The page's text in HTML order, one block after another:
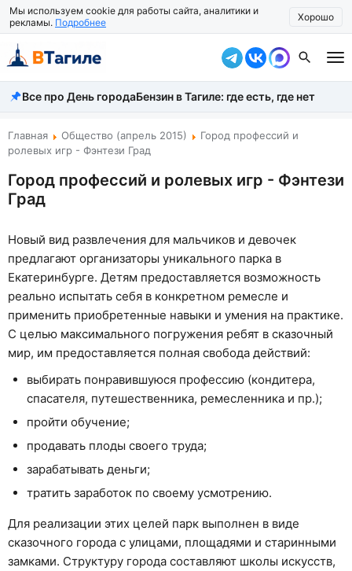
Мы используем cookie для работы сайта, аналитики и
рекламы. Подробнее Хорошо
Все новости
Происшествия
Власть
Экономика
Общество
Рассказать новость
Все про День городаБензин в Тагиле: где есть, где нет
Главная Общество (апрель 2015)
Город профессий и
ролевых игр - Фэнтези Град
Город профессий и ролевых игр - Фэнтези
Град
Новый вид развлечения для мальчиков и девочек
предлагают организаторы уникального парка в
Екатеринбурге. Детям предоставляется возможность
реально испытать себя в конкретном ремесле и
применить приобретенные навыки и умения на практике.
С целью максимального погружения ребят в сказочный
мир, им предоставляется полная свобода действий:
выбирать понравившуюся профессию (кондитера,
спасателя, путешественника, ремесленника и пр.);
пройти обучение;
продавать плоды своего труда;
зарабатывать деньги;
тратить заработок по своему усмотрению.
Для реализации этих целей парк выполнен в виде
сказочного города с улицами, площадями и старинными
замками. Структуру города составляют школы искусств,